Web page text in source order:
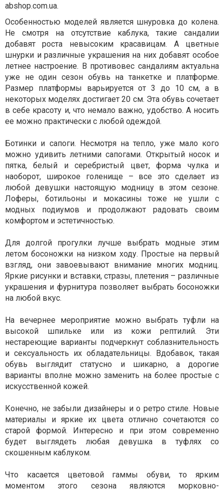
abshop.com.ua.
Особенностью моделей является шнуровка до колена.
Не смотря на отсутствие каблука, такие сандалии
добавят роста невысоким красавицам. А цветные
шнурки и различные украшения на них добавят особое
летнее настроение. В противовес сандалиям актуальна
уже не один сезон обувь на танкетке и платформе.
Размер платформы варьируется от 3 до 10 см, а в
некоторых моделях достигает 20 см. Эта обувь сочетает
в себе красоту и, что немало важно, удобство. А носить
ее можно практически с любой одеждой.
Ботинки и сапоги. Несмотря на тепло, уже мало кого
можно удивить летними сапогами. Открытый носок и
пятка, белый и серебристый цвет, форма чулка и
наоборот, широкое голенище – все это сделает из
любой девушки настоящую модницу в этом сезоне.
Лоферы, ботильоны и мокасины тоже не ушли с
модных подиумов и продолжают радовать своим
комфортом и эстетичностью.
Для долгой прогулки лучше выбрать модные этим
летом босоножки на низком ходу. Простые на первый
взгляд, они завоевывают внимание многих модниц.
Яркие рисунки и вставки, стразы, плетения – различные
украшения и фурнитура позволяет выбрать босоножки
на любой вкус.
На вечернее мероприятие можно выбрать туфли на
высокой шпильке или из кожи рептилий. Эти
нестареющие варианты подчеркнут соблазнительность
и сексуальность их обладательницы. Вдобавок, такая
обувь выглядит статусно и шикарно, а дорогие
варианты вполне можно заменить на более простые с
искусственной кожей.
Конечно, не забыли дизайнеры и о ретро стиле. Новые
материалы и яркие их цвета отлично сочетаются со
старой формой. Интересно и при этом современно
будет выглядеть любая девушка в туфлях со
скошенным каблуком.
Что касается цветовой гаммы обуви, то ярким
моментом этого сезона являются морковно-